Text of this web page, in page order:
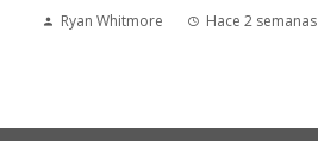
Ryan Whitmore Hace 2 semanas